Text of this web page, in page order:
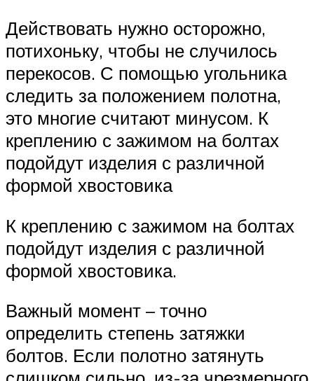
Действовать нужно осторожно,
потихоньку, чтобы не случилось
перекосов. С помощью угольника
следить за положением полотна,
это многие считают минусом. К
креплению с зажимом на болтах
подойдут изделия с различной
формой хвостовика
К креплению с зажимом на болтах
подойдут изделия с различной
формой хвостовика.
Важный момент – точно
определить степень затяжки
болтов. Если полотно затянуть